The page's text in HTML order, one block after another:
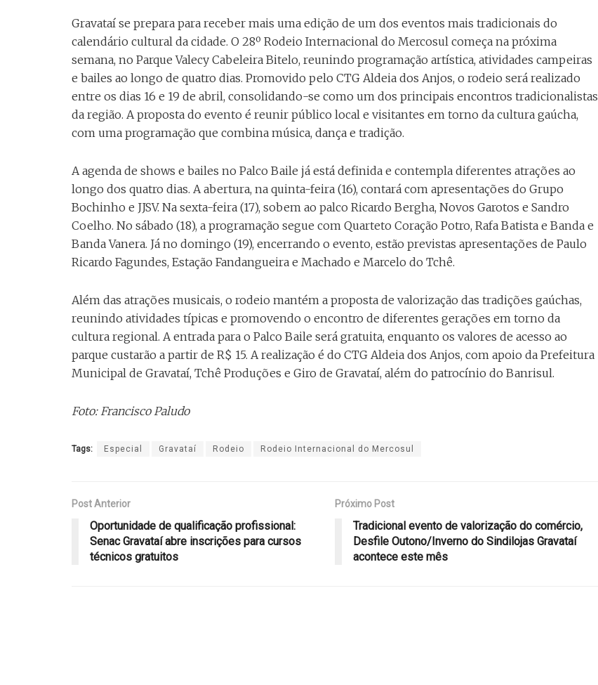
Gravataí se prepara para receber mais uma edição de um dos eventos mais tradicionais do
calendário cultural da cidade. O 28º Rodeio Internacional do Mercosul começa na próxima
semana, no Parque Valecy Cabeleira Bitelo, reunindo programação artística, atividades campeiras
e bailes ao longo de quatro dias. Promovido pelo CTG Aldeia dos Anjos, o rodeio será realizado
entre os dias 16 e 19 de abril, consolidando-se como um dos principais encontros tradicionalistas
da região. A proposta do evento é reunir público local e visitantes em torno da cultura gaúcha,
com uma programação que combina música, dança e tradição.
A agenda de shows e bailes no Palco Baile já está definida e contempla diferentes atrações ao
longo dos quatro dias. A abertura, na quinta-feira (16), contará com apresentações do Grupo
Bochinho e JJSV. Na sexta-feira (17), sobem ao palco Ricardo Bergha, Novos Garotos e Sandro
Coelho. No sábado (18), a programação segue com Quarteto Coração Potro, Rafa Batista e Banda e
Banda Vanera. Já no domingo (19), encerrando o evento, estão previstas apresentações de Paulo
Ricardo Fagundes, Estação Fandangueira e Machado e Marcelo do Tchê.
Além das atrações musicais, o rodeio mantém a proposta de valorização das tradições gaúchas,
reunindo atividades típicas e promovendo o encontro de diferentes gerações em torno da
cultura regional. A entrada para o Palco Baile será gratuita, enquanto os valores de acesso ao
parque custarão a partir de R$ 15. A realização é do CTG Aldeia dos Anjos, com apoio da Prefeitura
Municipal de Gravataí, Tchê Produções e Giro de Gravataí, além do patrocínio do Banrisul.
Foto: Francisco Paludo
Tags: Especial Gravataí Rodeio Rodeio Internacional do Mercosul
Post Anterior
Oportunidade de qualificação profissional:
Senac Gravataí abre inscrições para cursos
técnicos gratuitos
Próximo Post
Tradicional evento de valorização do comércio,
Desfile Outono/Inverno do Sindilojas Gravataí
acontece este mês